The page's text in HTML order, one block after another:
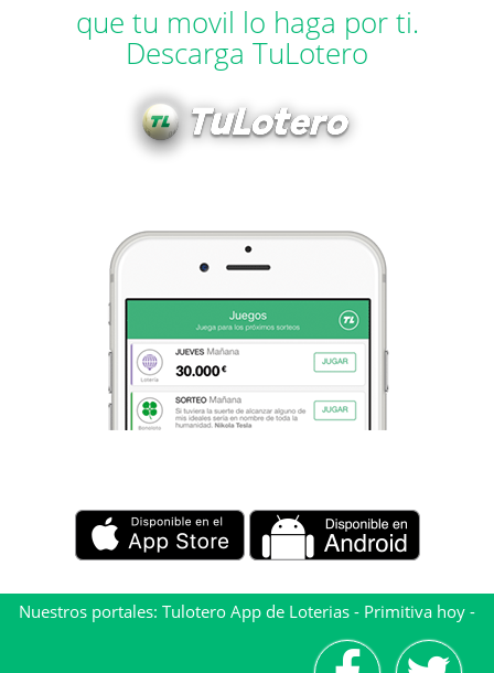
que tu movil lo haga por ti.
Descarga TuLotero
Nuestros portales: Tulotero App de Loterias - Primitiva hoy -